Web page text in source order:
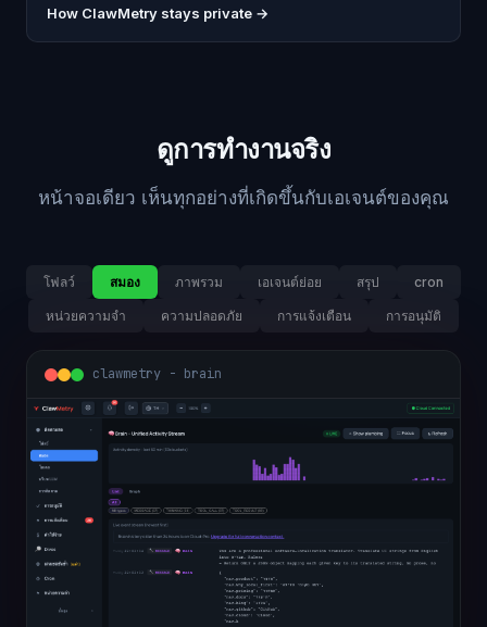
How ClawMetry stays private →
ดูการทำงานจริง
หน้าจอเดียว เห็นทุกอย่างที่เกิดขึ้นกับเอเจนต์ของคุณ
โฟลว์ สมอง ภาพรวม เอเจนต์ย่อย สรุป cron
หน่วยความจำ ความปลอดภัย การแจ้งเตือน การอนุมัติ
clawmetry - brain